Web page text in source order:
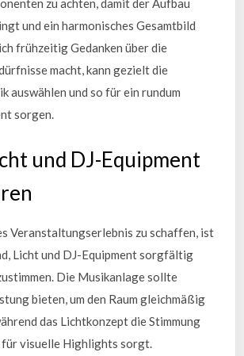
und ein harmonisches Gesamtbild
frühzeitig Gedanken über die
macht, kann gezielt die
auswählen und so für ein rundum
sorgen.
und DJ-Equipment
Veranstaltungserlebnis zu schaffen, ist
Licht und DJ-Equipment sorgfältig
Die Musikanlage sollte
bieten, um den Raum gleichmäßig
das Lichtkonzept die Stimmung
visuelle Highlights sorgt.